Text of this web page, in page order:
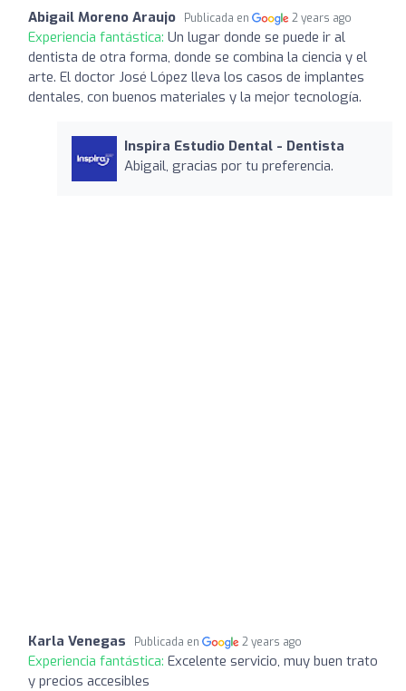
Abigail Moreno Araujo Publicada en 2 years ago
Experiencia fantástica: Un lugar donde se puede ir al
dentista de otra forma, donde se combina la ciencia y el
arte. El doctor José López lleva los casos de implantes
dentales, con buenos materiales y la mejor tecnología.
Inspira Estudio Dental - Dentista
Abigail, gracias por tu preferencia.
Karla Venegas Publicada en 2 years ago
Experiencia fantástica: Excelente servicio, muy buen trato
y precios accesibles